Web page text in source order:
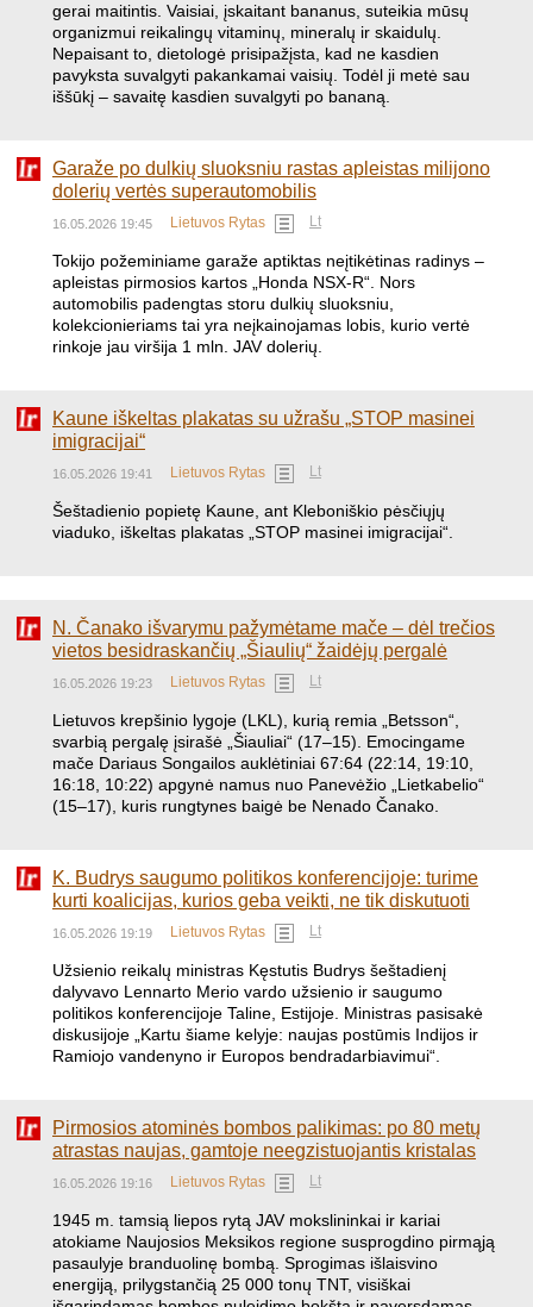
gerai maitintis. Vaisiai, įskaitant bananus, suteikia mūsų
organizmui reikalingų vitaminų, mineralų ir skaidulų.
Nepaisant to, dietologė prisipažįsta, kad ne kasdien
pavyksta suvalgyti pakankamai vaisių. Todėl ji metė sau
iššūkį – savaitę kasdien suvalgyti po bananą.
Garaže po dulkių sluoksniu rastas apleistas milijono
dolerių vertės superautomobilis
16.05.2026 19:45 Lietuvos Rytas Lt
Tokijo požeminiame garaže aptiktas neįtikėtinas radinys –
apleistas pirmosios kartos „Honda NSX-R“. Nors
automobilis padengtas storu dulkių sluoksniu,
kolekcionieriams tai yra neįkainojamas lobis, kurio vertė
rinkoje jau viršija 1 mln. JAV dolerių.
Kaune iškeltas plakatas su užrašu „STOP masinei
imigracijai“
16.05.2026 19:41 Lietuvos Rytas Lt
Šeštadienio popietę Kaune, ant Kleboniškio pėsčiųjų
viaduko, iškeltas plakatas „STOP masinei imigracijai“.
N. Čanako išvarymu pažymėtame mače – dėl trečios
vietos besidraskančių „Šiaulių“ žaidėjų pergalė
16.05.2026 19:23 Lietuvos Rytas Lt
Lietuvos krepšinio lygoje (LKL), kurią remia „Betsson“,
svarbią pergalę įsirašė „Šiauliai“ (17–15). Emocingame
mače Dariaus Songailos auklėtiniai 67:64 (22:14, 19:10,
16:18, 10:22) apgynė namus nuo Panevėžio „Lietkabelio“
(15–17), kuris rungtynes baigė be Nenado Čanako.
K. Budrys saugumo politikos konferencijoje: turime
kurti koalicijas, kurios geba veikti, ne tik diskutuoti
16.05.2026 19:19 Lietuvos Rytas Lt
Užsienio reikalų ministras Kęstutis Budrys šeštadienį
dalyvavo Lennarto Merio vardo užsienio ir saugumo
politikos konferencijoje Taline, Estijoje. Ministras pasisakė
diskusijoje „Kartu šiame kelyje: naujas postūmis Indijos ir
Ramiojo vandenyno ir Europos bendradarbiavimui“.
Pirmosios atominės bombos palikimas: po 80 metų
atrastas naujas, gamtoje neegzistuojantis kristalas
16.05.2026 19:16 Lietuvos Rytas Lt
1945 m. tamsią liepos rytą JAV mokslininkai ir kariai
atokiame Naujosios Meksikos regione susprogdino pirmąją
pasaulyje branduolinę bombą. Sprogimas išlaisvino
energiją, prilygstančią 25 000 tonų TNT, visiškai